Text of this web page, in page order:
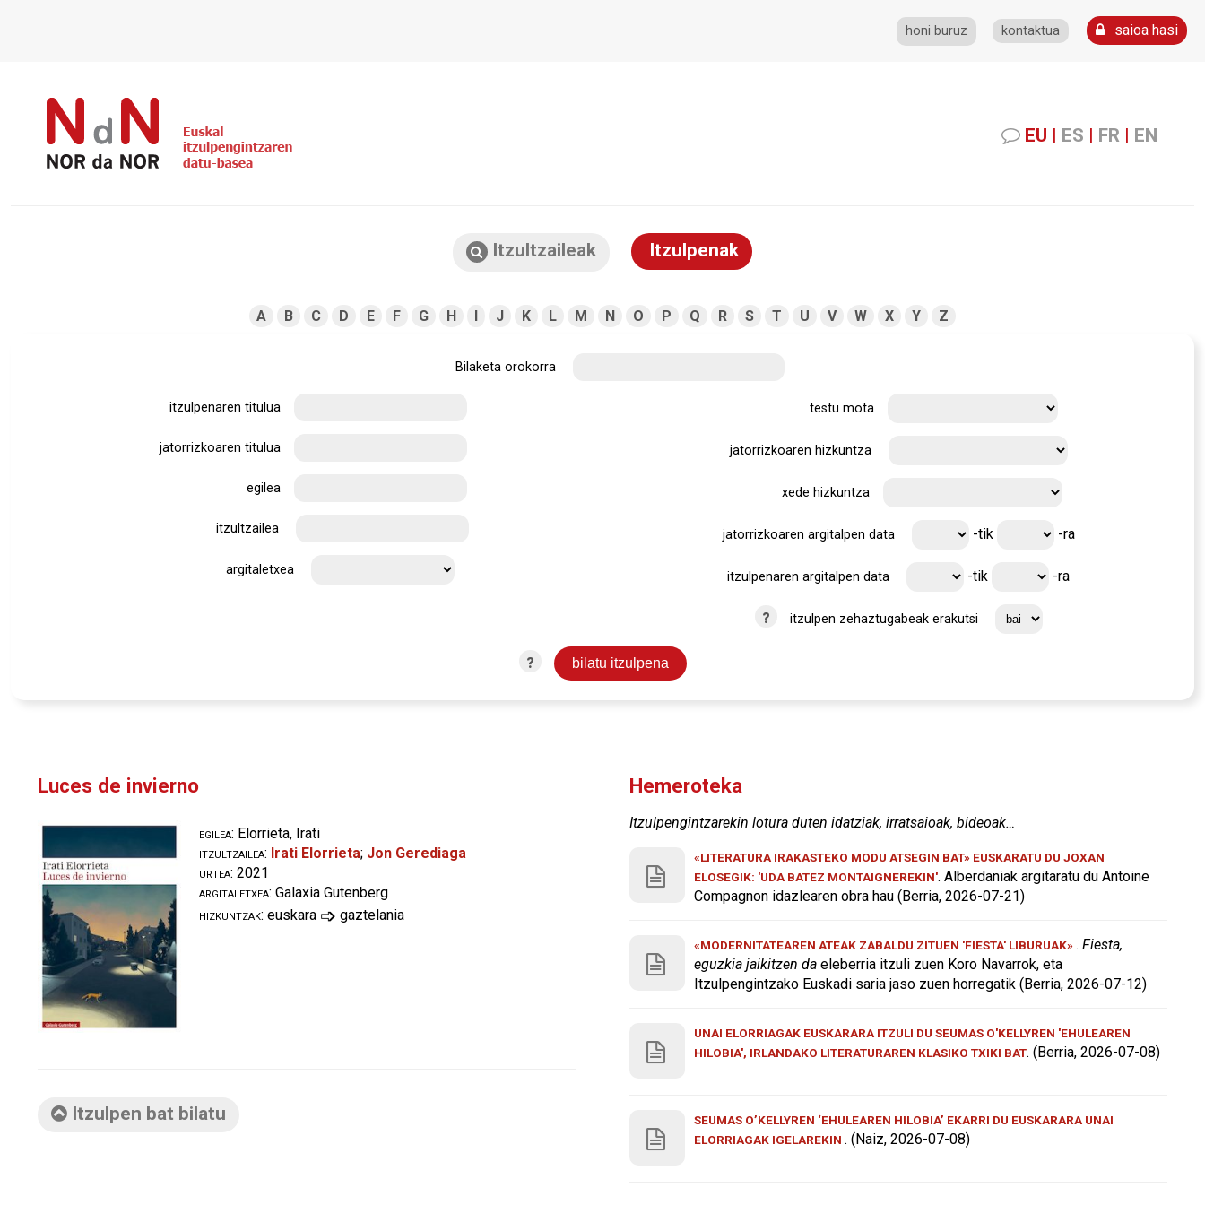
honi buruz kontaktua saioa hasi
EU | ES | FR | EN
Itzultzaileak Itzulpenak
A B C D E F G H I J K L M N O P Q R S T U V W X Y Z
Bilaketa orokorra
itzulpenaren titulua
jatorrizkoaren titulua
egilea
itzultzailea
argitaletxea
testu mota
jatorrizkoaren hizkuntza
xede hizkuntza
jatorrizkoaren argitalpen data -tik -ra
itzulpenaren argitalpen data -tik -ra
? itzulpen zehaztugabeak erakutsi
?
Luces de invierno
egilea: Elorrieta, Irati
itzultzailea: Irati Elorrieta; Jon Gerediaga
urtea: 2021
argitaletxea: Galaxia Gutenberg
hizkuntzak: euskara ➩ gaztelania
Itzulpen bat bilatu
Hemeroteka
Itzulpengintzarekin lotura duten idatziak, irratsaioak, bideoak…
«LITERATURA IRAKASTEKO MODU ATSEGIN BAT» EUSKARATU DU JOXAN
ELOSEGIK: 'UDA BATEZ MONTAIGNEREKIN'. Alberdaniak argitaratu du Antoine
Compagnon idazlearen obra hau (Berria, 2026-07-21)
«MODERNITATEAREN ATEAK ZABALDU ZITUEN 'FIESTA' LIBURUAK». Fiesta,
eguzkia jaikitzen da eleberria itzuli zuen Koro Navarrok, eta
Itzulpengintzako Euskadi saria jaso zuen horregatik (Berria, 2026-07-12)
UNAI ELORRIAGAK EUSKARARA ITZULI DU SEUMAS O'KELLYREN 'EHULEAREN
HILOBIA', IRLANDAKO LITERATURAREN KLASIKO TXIKI BAT. (Berria, 2026-07-08)
SEUMAS O’KELLYREN ‘EHULEAREN HILOBIA’ EKARRI DU EUSKARARA UNAI
ELORRIAGAK IGELAREKIN . (Naiz, 2026-07-08)